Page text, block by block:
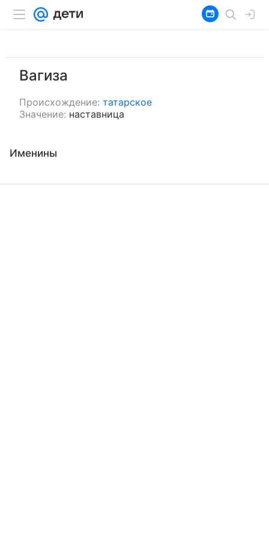
Вагиза
Происхождение: татарское
Значение: наставница
Именины